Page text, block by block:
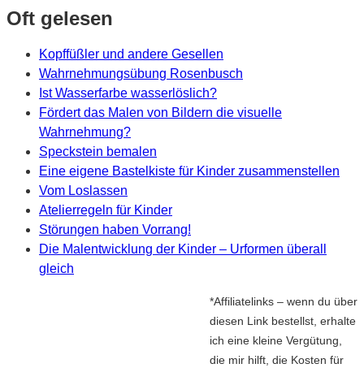
Oft gelesen
Kopffüßler und andere Gesellen
Wahrnehmungsübung Rosenbusch
Ist Wasserfarbe wasserlöslich?
Fördert das Malen von Bildern die visuelle
Wahrnehmung?
Speckstein bemalen
Eine eigene Bastelkiste für Kinder zusammenstellen
Vom Loslassen
Atelierregeln für Kinder
Störungen haben Vorrang!
Die Malentwicklung der Kinder – Urformen überall
gleich
*Affiliatelinks – wenn du über
diesen Link bestellst, erhalte
ich eine kleine Vergütung,
die mir hilft, die Kosten für